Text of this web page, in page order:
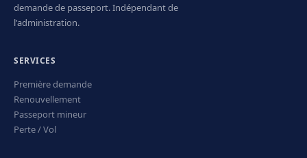
demande de passeport. Indépendant de
l'administration.
SERVICES
Première demande
Renouvellement
Passeport mineur
Perte / Vol